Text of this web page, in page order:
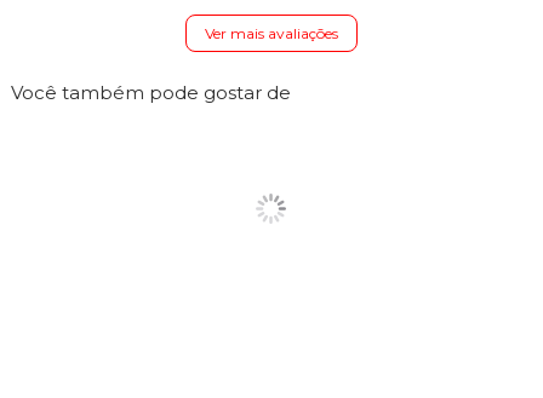
Ver mais avaliações
Você também pode gostar de